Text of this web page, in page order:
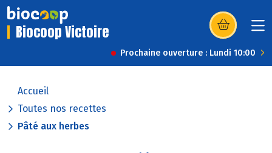
Biocoop Victoire (s’ouvre dans
Prochaine ouverture : Lundi 10:00
Accueil
Toutes nos recettes
Pâté aux herbes